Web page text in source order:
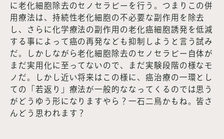
に老化細胞除去のセノセラピーを行う。つまりこの併
用療法は、持続性老化細胞の不必要な副作用を除去
し、さらに化学療法の副作用の老化癌細胞誘発を低減
する事によって癌の再発なども抑制しようと言う試み
だ。しかしながら老化細胞除去のセノセラピー自体が
まだ実用化に至ってないので、まだ実験段階の様なモ
ノだ。しかし近い将来はこの様に、癌治療の一環とし
ての「若返り」療法が一般的ななってくるのでは思う
がどうゆう形になりますやら？一石二鳥かもね。皆さ
んどう思われます？